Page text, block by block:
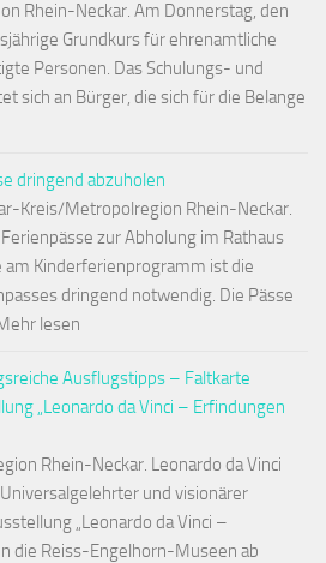
Rhein-Neckar. Am Donnerstag, den
Grundkurs für ehrenamtliche
Personen. Das Schulungs- und
sich an Bürger, die sich für die Belange
dringend abzuholen
Kreis/Metropolregion Rhein-Neckar.
zur Abholung im Rathaus
am Kinderferienprogramm ist die
dringend notwendig. Die Pässe
lesen
Ausflugstipps – Faltkarte
„Leonardo da Vinci – Erfindungen
Rhein-Neckar. Leonardo da Vinci
und visionärer
„Leonardo da Vinci –
die Reiss-Engelhorn-Museen ab